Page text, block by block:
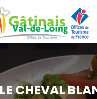
LE CHEVAL